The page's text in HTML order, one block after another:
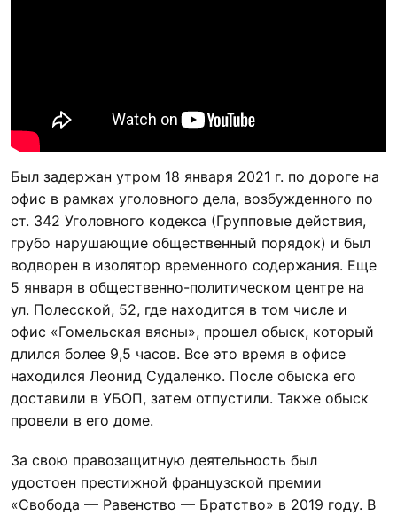
Был задержан утром 18 января 2021 г. по дороге на
офис в рамках уголовного дела, возбужденного по
ст. 342 Уголовного кодекса (Групповые действия,
грубо нарушающие общественный порядок) и был
водворен в изолятор временного содержания. Еще
5 января в общественно-политическом центре на
ул. Полесской, 52, где находится в том числе и
офис «Гомельская вясны», прошел обыск, который
длился более 9,5 часов. Все это время в офисе
находился Леонид Судаленко. После обыска его
доставили в УБОП, затем отпустили. Также обыск
провели в его доме.
За свою правозащитную деятельность был
удостоен престижной французской премии
«Свобода — Равенство — Братство» в 2019 году. В